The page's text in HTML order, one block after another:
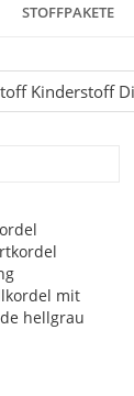
STOFFPAKETE
Kinderstoff
mit
hellgrau